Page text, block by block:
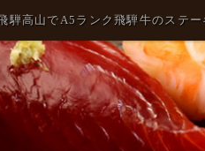
騨高山でA5ランク飛騨牛のステー